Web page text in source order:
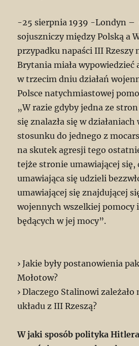
-25 sierpnia 1939 -Londyn –
sojuszniczy między Polską a
przypadku napaści III Rzeszy
Brytania miała wypowiedzieć
w trzecim dniu działań
Polsce natychmiastowej
„W razie gdyby jedna ze
się znalazła się w
stosunku do jednego z
na skutek agresji tego
tejże stronie umawiającej się,
umawiająca się udzieli
umawiającej się znajdującej
wojennych wszelkiej pomocy
będących w jej mocy”.
› Jakie były postanowienia
Mołotow?
› Dlaczego Stalinowi
układu z III Rzeszą?
W jaki sposób polityka